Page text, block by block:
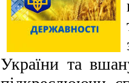
України та